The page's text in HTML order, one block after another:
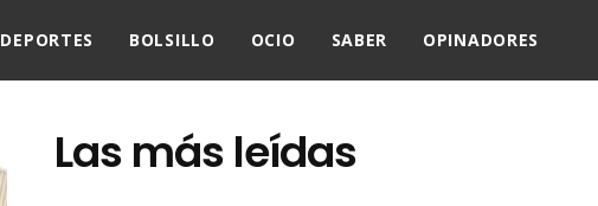
DEPORTES BOLSILLO OCIO SABER OPINADORES
Las más leídas